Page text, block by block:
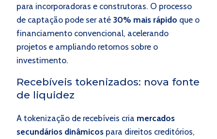
para incorporadoras e construtoras. O processo
de captação pode ser até 30% mais rápido que o
financiamento convencional, acelerando
projetos e ampliando retornos sobre o
investimento.
Recebíveis tokenizados: nova fonte
de liquidez
A tokenização de recebíveis cria mercados
secundários dinâmicospara direitos creditórios,